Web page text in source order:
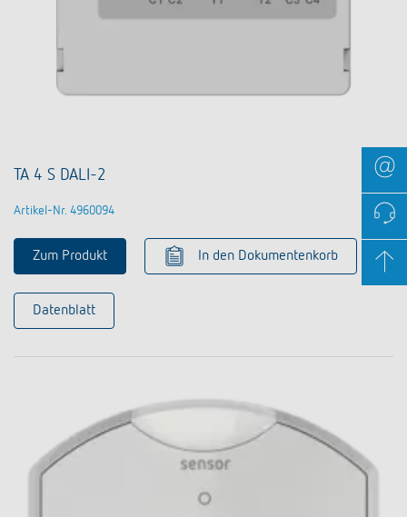
TA 4 S DALI-2
Artikel-Nr. 4960094
Zum Produkt In den Dokumentenkorb
Datenblatt